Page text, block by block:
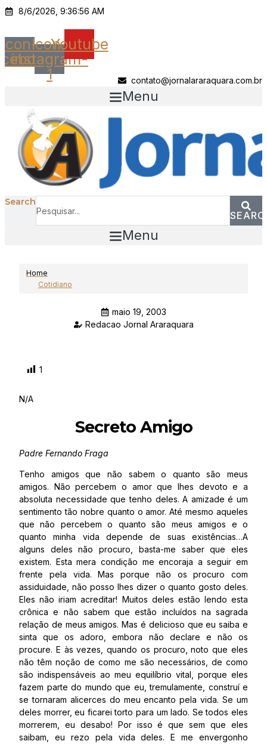
Ir
o
conteúdo
8/6/2026, 9:36:56 AM
Icon-Icon-
instagram-
1
Youtube
contato@jornalararaquara.com.br
Menu
Search
Menu
Home
Cotidiano
maio 19, 2003
Redacao Jornal Araraquara
1
N/A
Secreto Amigo
Padre Fernando Fraga
Tenho amigos que não sabem o quanto são meus
amigos. Não percebem o amor que lhes devoto e a
absoluta necessidade que tenho deles. A amizade é um
sentimento tão nobre quanto o amor. Até mesmo aqueles
que não percebem o quanto são meus amigos e o
quanto minha vida depende de suas existências…A
alguns deles não procuro, basta-me saber que eles
existem. Esta mera condição me encoraja a seguir em
frente pela vida. Mas porque não os procuro com
assiduidade, não posso lhes dizer o quanto gosto deles.
Eles não iriam acreditar! Muitos deles estão lendo esta
crônica e não sabem que estão incluídos na sagrada
relação de meus amigos. Mas é delicioso que eu saiba e
sinta que os adoro, embora não declare e não os
procure. E às vezes, quando os procuro, noto que eles
não têm noção de como me são necessários, de como
são indispensáveis ao meu equilíbrio vital, porque eles
fazem parte do mundo que eu, tremulamente, construí e
se tornaram alicerces do meu encanto pela vida. Se um
deles morrer, eu ficarei torto para um lado. Se todos eles
morrerem, eu desabo! Por isso é que sem que eles
saibam, eu rezo pela vida deles. E me envergonho